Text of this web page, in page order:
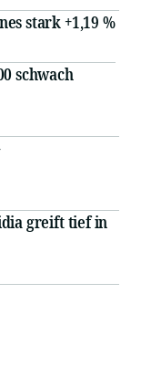
stark +1,19 %
schwach
greift tief in